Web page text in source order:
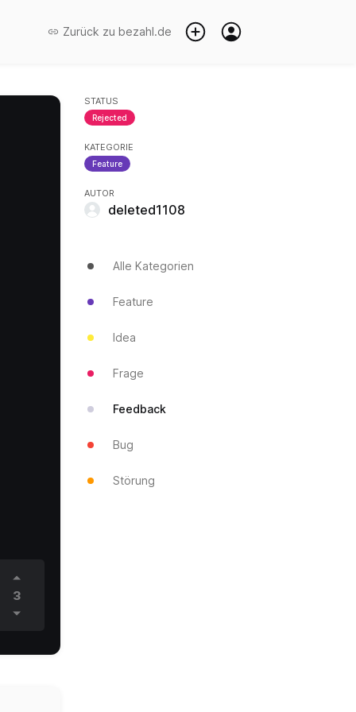
Zurück zu bezahl.de
3
STATUS
Rejected
KATEGORIE
Feature
AUTOR
deleted1108
Alle Kategorien
Feature
Idea
Frage
Feedback
Bug
Störung